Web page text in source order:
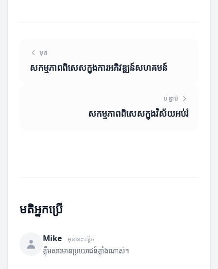
មុន
សកម្មភាពពិសេសក្នុងការអភិវឌ្ឍន៍សហគមន៍
បន្ទាប់
សកម្មភាពពិសេសក្នុងវិស័យអប់រំ
មតិអ្នកប្រើ
Mike មុននេះបន្តិច
ខ្លឹមសារមានប្រយោជន៍ខ្លាំងណាស់។